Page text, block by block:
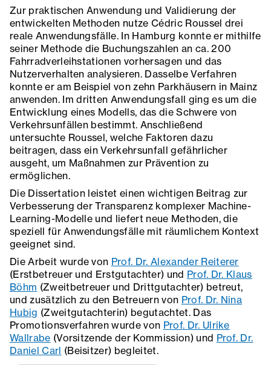
Zur praktischen Anwendung und Validierung der
entwickelten Methoden nutze Cédric Roussel drei
reale Anwendungsfälle. In Hamburg konnte er mithilfe
seiner Methode die Buchungszahlen an ca. 200
Fahrradverleihstationen vorhersagen und das
Nutzerverhalten analysieren. Dasselbe Verfahren
konnte er am Beispiel von zehn Parkhäusern in Mainz
anwenden. Im dritten Anwendungsfall ging es um die
Entwicklung eines Modells, das die Schwere von
Verkehrsunfällen bestimmt. Anschließend
untersuchte Roussel, welche Faktoren dazu
beitragen, dass ein Verkehrsunfall gefährlicher
ausgeht, um Maßnahmen zur Prävention zu
ermöglichen.
Die Dissertation leistet einen wichtigen Beitrag zur
Verbesserung der Transparenz komplexer Machine-
Learning-Modelle und liefert neue Methoden, die
speziell für Anwendungsfälle mit räumlichem Kontext
geeignet sind.
Die Arbeit wurde von Prof. Dr. Alexander Reiterer
(Erstbetreuer und Erstgutachter) und Prof. Dr. Klaus
Böhm (Zweitbetreuer und Drittgutachter) betreut,
und zusätzlich zu den Betreuern von Prof. Dr. Nina
Hubig (Zweitgutachterin) begutachtet. Das
Promotionsverfahren wurde von Prof. Dr. Ulrike
Wallrabe (Vorsitzende der Kommission) und Prof. Dr.
Daniel Carl (Beisitzer) begleitet.